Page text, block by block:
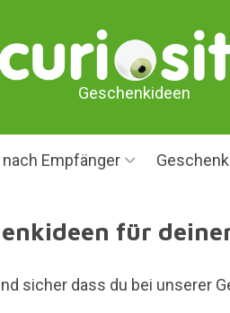
Geschenkideen
nach Empfänger
für
sicher dass du bei unserer